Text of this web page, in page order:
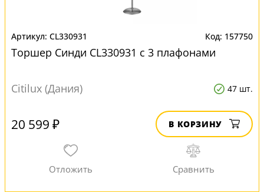
CL330931 157750
Торшер Синди CL330931 с 3 плафонами
Citilux (Дания) 47 шт.
20 599 ₽ В КОРЗИНУ